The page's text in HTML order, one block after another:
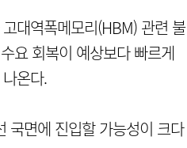
대역폭메모리(HBM) 관련 불
요 회복이 예상보다 빠르게
온다.
국면에 진입할 가능성이 크다